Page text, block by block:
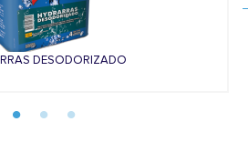
DESODORIZADO